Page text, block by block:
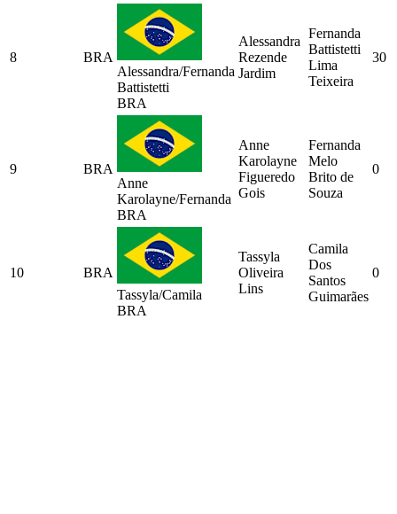
8
BRA
Alessandra/Fernanda
Battistetti
BRA
Alessandra
Rezende
Jardim
Fernanda
Battistetti
Lima
Teixeira
30
9
BRA
Anne
Karolayne/Fernanda
BRA
Anne
Karolayne
Figueredo
Gois
Fernanda
Melo
Brito de
Souza
0
10
BRA
Tassyla/Camila
BRA
Tassyla
Oliveira
Lins
Camila
Dos
Santos
Guimarães
0